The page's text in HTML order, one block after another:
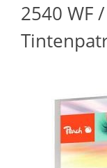
2540 WF